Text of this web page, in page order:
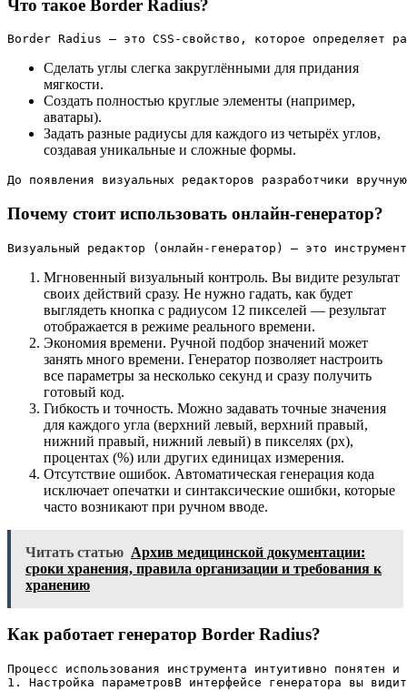
Что такое Border Radius?
Border Radius — это CSS-свойство, которое определяет
Сделать углы слегка закруглёнными для придания
мягкости.
Создать полностью круглые элементы (например,
аватары).
Задать разные радиусы для каждого из четырёх углов,
создавая уникальные и сложные формы.
До появления визуальных редакторов разработчики
Почему стоит использовать онлайн-генератор?
Визуальный редактор (онлайн-генератор) — это
Мгновенный визуальный контроль. Вы видите результат
своих действий сразу. Не нужно гадать, как будет
выглядеть кнопка с радиусом 12 пикселей — результат
отображается в режиме реального времени.
Экономия времени. Ручной подбор значений может
занять много времени. Генератор позволяет настроить
все параметры за несколько секунд и сразу получить
готовый код.
Гибкость и точность. Можно задавать точные значения
для каждого угла (верхний левый, верхний правый,
нижний правый, нижний левый) в пикселях (px),
процентах (%) или других единицах измерения.
Отсутствие ошибок. Автоматическая генерация кода
исключает опечатки и синтаксические ошибки, которые
часто возникают при ручном вводе.
Читать статью Архив медицинской документации:
сроки хранения, правила организации и требования к
хранению
Как работает генератор Border Radius?
Процесс использования инструмента интуитивно понятен
1. Настройка параметровВ интерфейсе генератора вы